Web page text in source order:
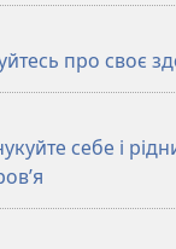
про своє
себе і